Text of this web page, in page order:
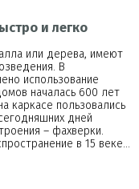
и легко
или дерева, имеют
В
использование
началась 600 лет
каркасе пользовались
дней
– фахверки.
в 15 веке…